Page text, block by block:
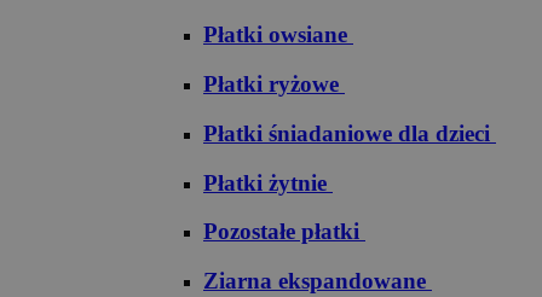
Płatki owsiane
Płatki ryżowe
Płatki śniadaniowe dla dzieci
Płatki żytnie
Pozostałe płatki
Ziarna ekspandowane